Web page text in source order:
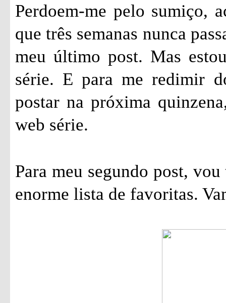
Perdoem-me pelo sumiço,
que três semanas nunca
meu último post. Mas
série. E para me redimir
postar na próxima
web série.
Para meu segundo post,
enorme lista de favoritas.